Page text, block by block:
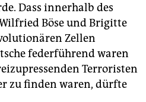
Dass innerhalb des
Böse und Brigitte
Zellen
federführend waren
Terroristen
zu finden waren, dürfte